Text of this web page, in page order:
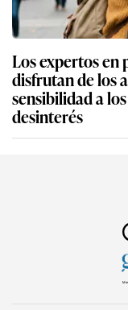
Los expertos en
disfrutan de los
sensibilidad a
desinterés